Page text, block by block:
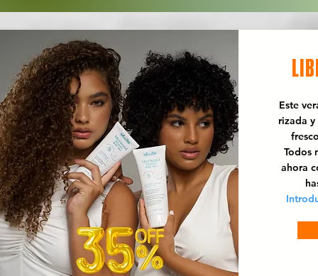
Este
rizada
Todos
ahora